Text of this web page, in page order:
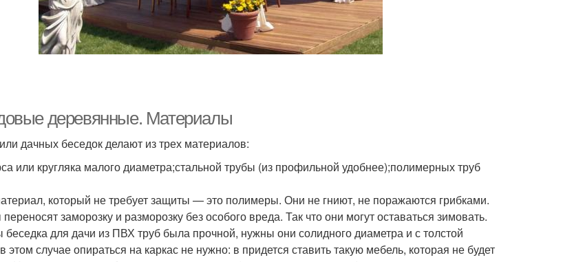
деревянные. Материалы
дачных беседок делают из трех материалов:
или кругляка малого диаметра;стальной трубы (из профильной удобнее);полимерных труб
который не требует защиты — это полимеры. Они не гниют, не поражаются грибками.
заморозку и разморозку без особого вреда. Так что они могут оставаться зимовать.
беседка для дачи из ПВХ труб была прочной, нужны они солидного диаметра и с толстой
этом случае опираться на каркас не нужно: в придется ставить такую мебель, которая не будет